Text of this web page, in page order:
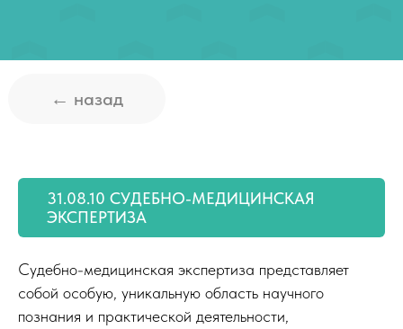
31.08.10 СУДЕБНО-МЕДИЦИНСКАЯ
ЭКСПЕРТИЗА
Судебно-медицинская экспертиза представляет
собой особую, уникальную область научного
познания и практической деятельности,